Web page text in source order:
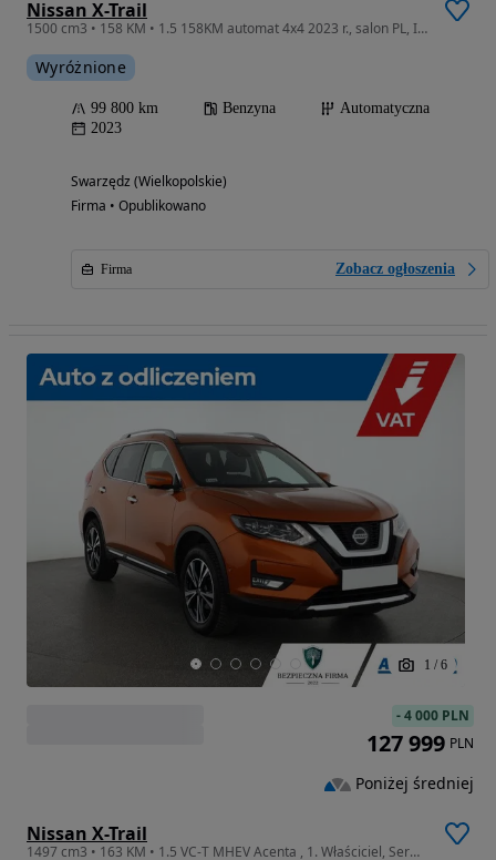
Nissan X-Trail
1500 cm3 • 158 KM • 1.5 158KM automat 4x4 2023 r., salon PL, I właściciel
Wyróżnione
99 800 km Benzyna
Automatyczna
2023
Swarzędz (Wielkopolskie)
Firma • Opublikowano
Firma Zobacz ogłoszenia
1 / 6
Nissan X-Trail
1497 cm3 • 163 KM • 1.5 VC-T MHEV Acenta , 1. Właściciel, Serwis ASO, Automat, VAT 23%,
-4 000 PLN
127 999 PLN
Poniżej średniej